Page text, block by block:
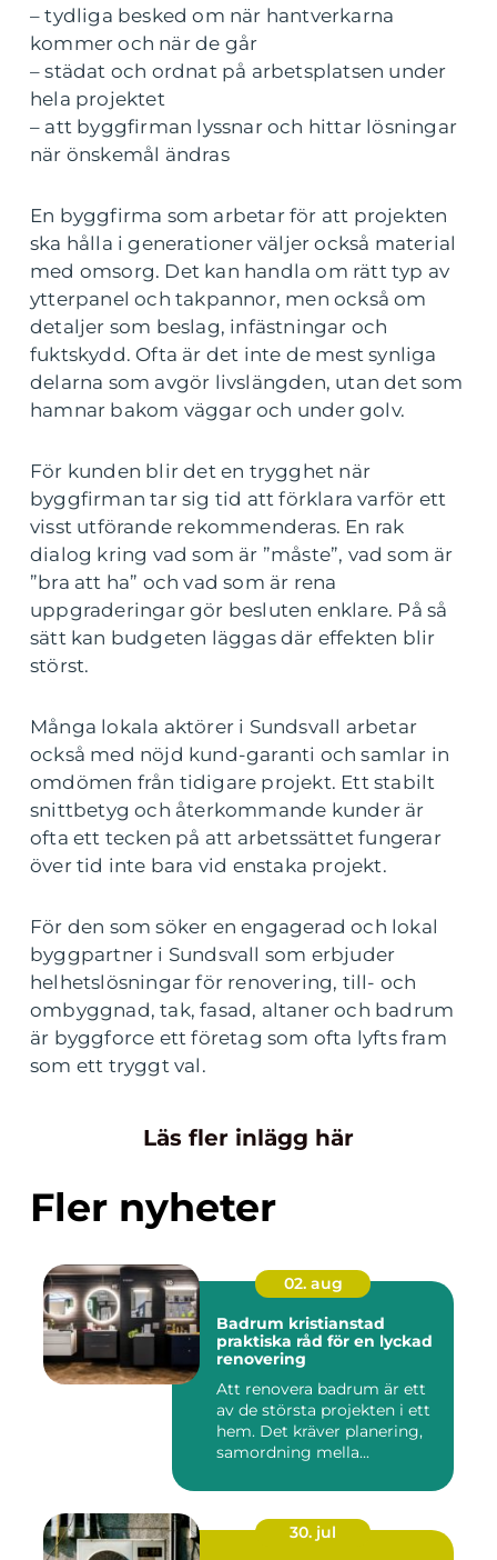
– tydliga besked om när hantverkarna
kommer och när de går
– städat och ordnat på arbetsplatsen under
hela projektet
– att byggfirman lyssnar och hittar lösningar
när önskemål ändras
En byggfirma som arbetar för att projekten
ska hålla i generationer väljer också material
med omsorg. Det kan handla om rätt typ av
ytterpanel och takpannor, men också om
detaljer som beslag, infästningar och
fuktskydd. Ofta är det inte de mest synliga
delarna som avgör livslängden, utan det som
hamnar bakom väggar och under golv.
För kunden blir det en trygghet när
byggfirman tar sig tid att förklara varför ett
visst utförande rekommenderas. En rak
dialog kring vad som är ”måste”, vad som är
”bra att ha” och vad som är rena
uppgraderingar gör besluten enklare. På så
sätt kan budgeten läggas där effekten blir
störst.
Många lokala aktörer i Sundsvall arbetar
också med nöjd kund-garanti och samlar in
omdömen från tidigare projekt. Ett stabilt
snittbetyg och återkommande kunder är
ofta ett tecken på att arbetssättet fungerar
över tid inte bara vid enstaka projekt.
För den som söker en engagerad och lokal
byggpartner i Sundsvall som erbjuder
helhetslösningar för renovering, till- och
ombyggnad, tak, fasad, altaner och badrum
är byggforce ett företag som ofta lyfts fram
som ett tryggt val.
Läs fler inlägg här
Fler nyheter
02. aug
Badrum kristianstad
praktiska råd för en lyckad
renovering
Att renovera badrum är ett
av de största projekten i ett
hem. Det kräver planering,
samordning mella...
30. jul